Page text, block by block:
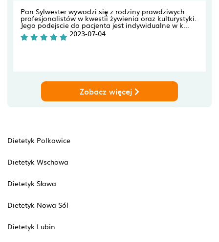
Pan Sylwester wywodzi się z rodziny prawdziwych
profesjonalistów w kwestii żywienia oraz kulturystyki.
Jego podejscie do pacjenta jest indywidualne w k...
2023-07-04
Zobacz więcej
Dietetyk Polkowice
Dietetyk Wschowa
Dietetyk Sława
Dietetyk Nowa Sól
Dietetyk Lubin